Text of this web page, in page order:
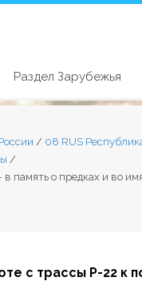
Раздел Зарубежья
/ 08 RUS
/
память о предках и во
с трассы Р-22 к